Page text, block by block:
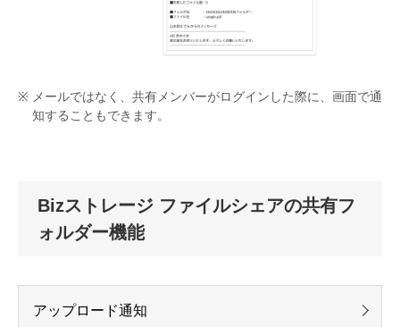
メールではなく、共有メンバーがログインした際に、画面で通
知することもできます。
Bizストレージ ファイルシェアの共有フ
ォルダー機能
アップロード通知